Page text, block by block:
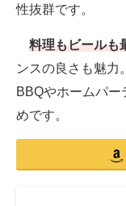
性抜群です。
料理もビールも
ンスの良さも魅力
BBQやホームパ
めです。